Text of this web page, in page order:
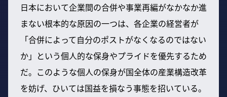
日本において企業間の合併や事業再編がなかなか進
まない根本的な原因の一つは、各企業の経営者が
「合併によって自分のポストがなくなるのではない
か」という個人的な保身やプライドを優先するため
だ。このような個人の保身が国全体の産業構造改革
を妨げ、ひいては国益を損なう事態を招いている。